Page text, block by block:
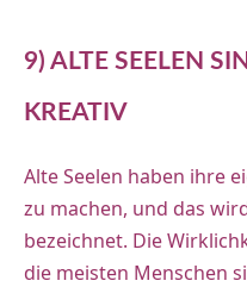
9) ALTE SEELEN
KREATIV
Alte Seelen haben ihre
zu machen, und das
bezeichnet. Die
die meisten Menschen